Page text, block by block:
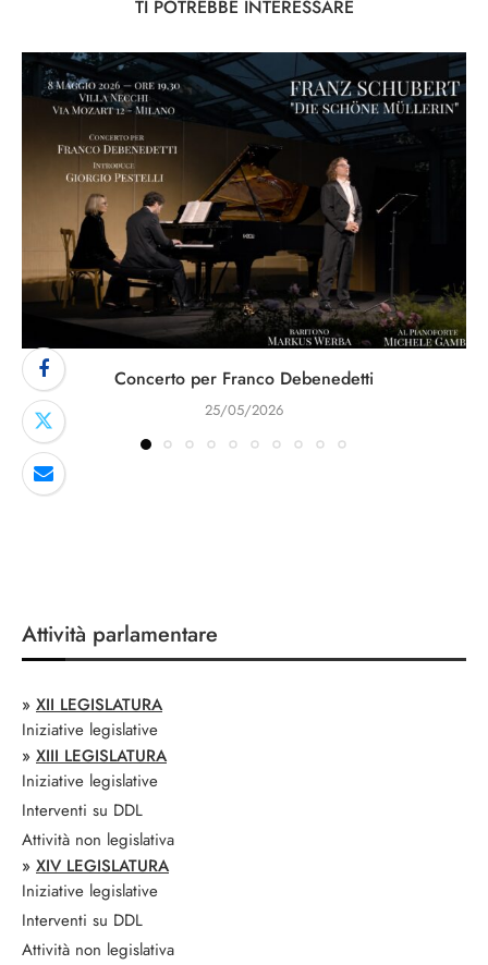
TI POTREBBE INTERESSARE
Concerto per Franco Debenedetti
25/05/2026
Attività parlamentare
» XII LEGISLATURA
Iniziative legislative
» XIII LEGISLATURA
Iniziative legislative
Interventi su DDL
Attività non legislativa
» XIV LEGISLATURA
Iniziative legislative
Interventi su DDL
Attività non legislativa